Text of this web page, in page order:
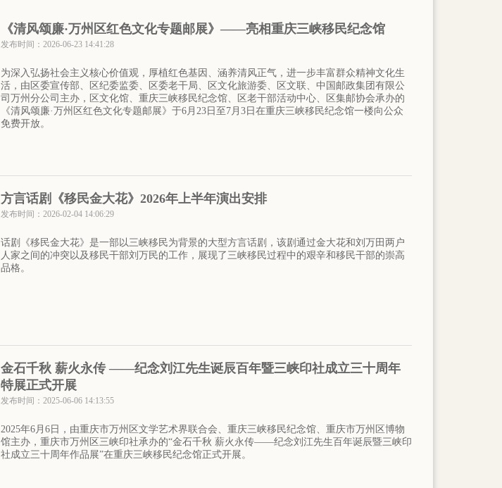
《清风颂廉·万州区红色文化专题邮展》——亮相重庆三峡移民纪念馆
发布时间：2026-06-23 14:41:28
为深入弘扬社会主义核心价值观，厚植红色基因、涵养清风正气，进一步丰富群众精神文化生
活，由区委宣传部、区纪委监委、区委老干局、区文化旅游委、区文联、中国邮政集团有限公
司万州分公司主办，区文化馆、重庆三峡移民纪念馆、区老干部活动中心、区集邮协会承办的
《清风颂廉·万州区红色文化专题邮展》于6月23日至7月3日在重庆三峡移民纪念馆一楼向公众
免费开放。
方言话剧《移民金大花》2026年上半年演出安排
发布时间：2026-02-04 14:06:29
话剧《移民金大花》是一部以三峡移民为背景的大型方言话剧，该剧通过金大花和刘万田两户
人家之间的冲突以及移民干部刘万民的工作，展现了三峡移民过程中的艰辛和移民干部的崇高
品格。
金石千秋 薪火永传 ——纪念刘江先生诞辰百年暨三峡印社成立三十周年
特展正式开展
发布时间：2025-06-06 14:13:55
2025年6月6日，由重庆市万州区文学艺术界联合会、重庆三峡移民纪念馆、重庆市万州区博物
馆主办，重庆市万州区三峡印社承办的“金石千秋 薪火永传——纪念刘江先生百年诞辰暨三峡印
社成立三十周年作品展”在重庆三峡移民纪念馆正式开展。